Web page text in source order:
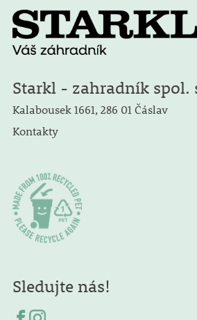
Starkl - zahradník spol.
Kalabousek 1661, 286 01 Čáslav
Kontakty
Sledujte nás!